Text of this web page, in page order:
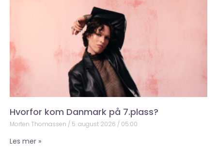
Hvorfor kom Danmark på 7.plass?
Morten Thomassen 5. august 2026 05:00
Les mer »